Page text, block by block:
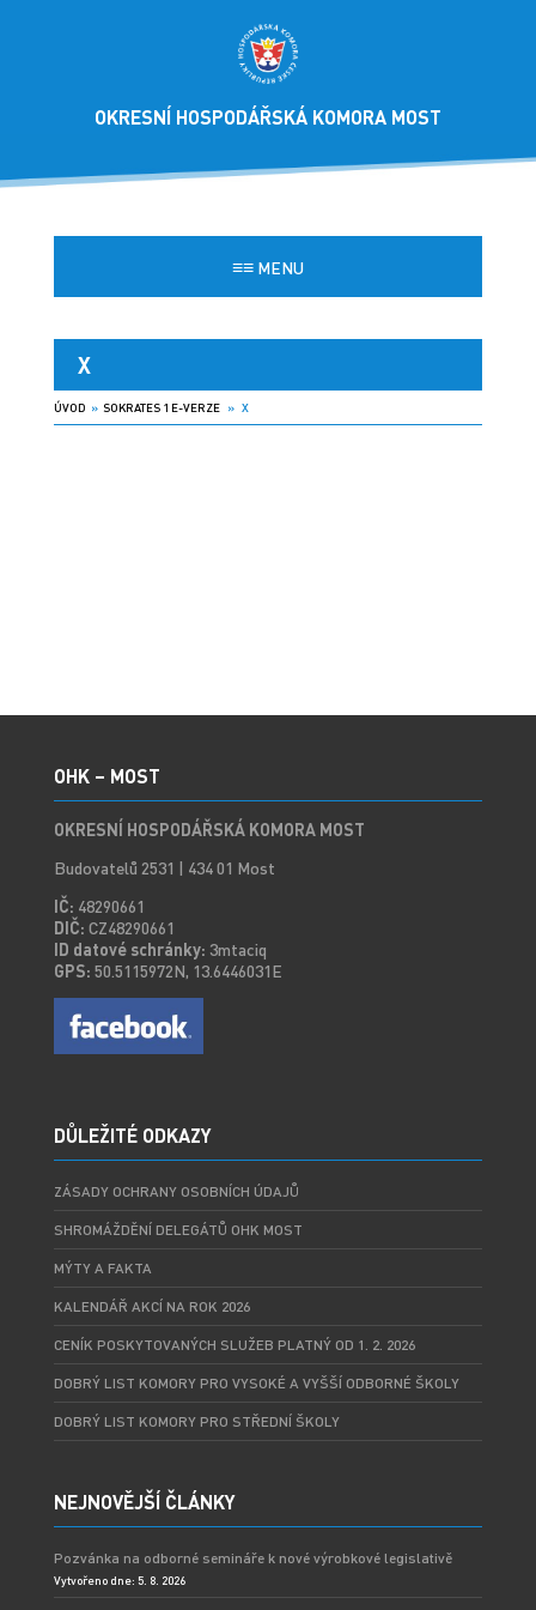
OKRESNÍ HOSPODÁŘSKÁ KOMORA MOST
≡≡MENU
X
ÚVOD » SOKRATES 1 E-VERZE» X
OHK – MOST
OKRESNÍ HOSPODÁŘSKÁ KOMORA MOST
Budovatelů 2531 | 434 01 Most
IČ: 48290661
DIČ: CZ48290661
ID datové schránky: 3mtaciq
GPS: 50.5115972N, 13.6446031E
DŮLEŽITÉ ODKAZY
ZÁSADY OCHRANY OSOBNÍCH ÚDAJŮ
SHROMÁŽDĚNÍ DELEGÁTŮ OHK MOST
MÝTY A FAKTA
KALENDÁŘ AKCÍ NA ROK 2026
CENÍK POSKYTOVANÝCH SLUŽEB PLATNÝ OD 1. 2. 2026
DOBRÝ LIST KOMORY PRO VYSOKÉ A VYŠŠÍ ODBORNÉ ŠKOLY
DOBRÝ LIST KOMORY PRO STŘEDNÍ ŠKOLY
NEJNOVĚJŠÍ ČLÁNKY
Pozvánka na odborné semináře k nové výrobkové legislativě
Vytvořeno dne: 5. 8. 2026